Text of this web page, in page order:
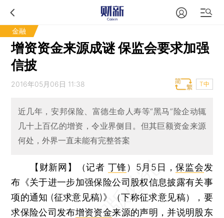
金融
增资资金来源成谜 保监会要求加强
信披
2016年05月06日 11:38 T中
近几年，安邦保险、富德生命人寿等“黑马”险企动辄
几十上百亿的增资，令业界侧目。但其巨额资金来源
何处，外界一直未能有完整答案
【财新网】（记者 丁锋 ） 5月5日，保监会发
布《关于进一步加强保险公司股权信息披露有关事
项的通知 (征求意见稿)》（下称征求意见稿），要
求保险公司发布增资资金来源的声明，并说明股东